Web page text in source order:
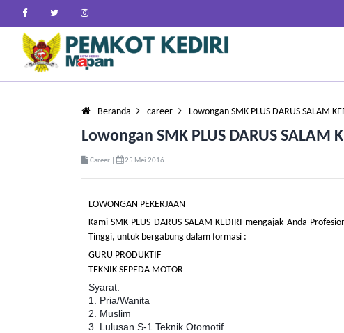
Beranda career Lowongan SMK PLUS DARUS SALAM
Lowongan SMK PLUS DARUS SALAM
Career | 25 Mei 2016
LOWONGAN PEKERJAAN
Kami SMK PLUS DARUS SALAM KEDIRI mengajak Anda
Tinggi, untuk bergabung dalam formasi :
GURU PRODUKTIF
TEKNIK SEPEDA MOTOR
Syarat:
1. Pria/Wanita
2. Muslim
3. Lulusan S-1 Teknik Otomotif